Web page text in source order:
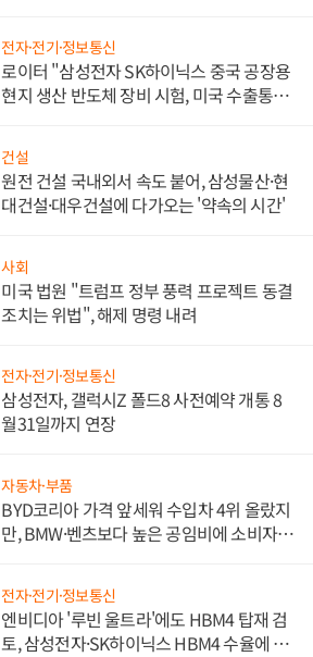
전자·전기·정보통신
로이터 "삼성전자 SK하이닉스 중국 공장용
현지 생산 반도체 장비 시험, 미국 수출통제
건설
원전 건설 국내외서 속도 붙어, 삼성물산·현
대건설·대우건설에 다가오는 '약속의 시간'
사회
미국 법원 "트럼프 정부 풍력 프로젝트 동결
조치는 위법", 해제 명령 내려
전자·전기·정보통신
삼성전자, 갤럭시Z 폴드8 사전예약 개통 8
월31일까지 연장
자동차·부품
BYD코리아 가격 앞세워 수입차 4위 올랐지
만, BMW·벤츠보다 높은 공임비에 소비자
전자·전기·정보통신
엔비디아 '루빈 울트라'에도 HBM4 탑재 검
토, 삼성전자·SK하이닉스 HBM4 수율에 주